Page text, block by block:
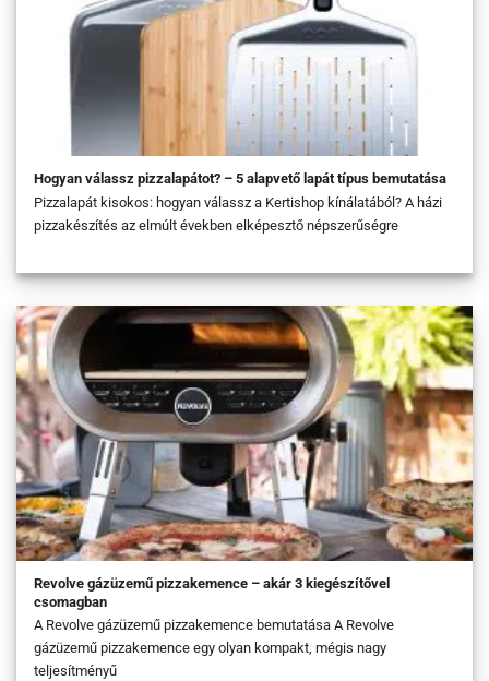
Hogyan válassz pizzalapátot? – 5 alapvető lapát típus bemutatása
Pizzalapát kisokos: hogyan válassz a Kertishop kínálatából? A házi
pizzakészítés az elmúlt években elképesztő népszerűségre
Revolve gázüzemű pizzakemence – akár 3 kiegészítővel
csomagban
A Revolve gázüzemű pizzakemence bemutatása A Revolve
gázüzemű pizzakemence egy olyan kompakt, mégis nagy
teljesítményű